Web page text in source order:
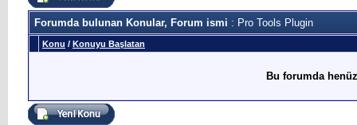
Forumda bulunan Konular, Forum ismi : Pro Tools Plugin
Konu / Konuyu Başlatan
Bu forumda